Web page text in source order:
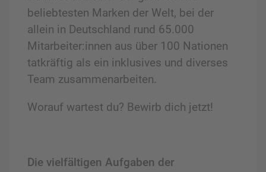
beliebtesten Marken der Welt, bei der
allein in Deutschland rund 65.000
Mitarbeiter:innen aus über 100 Nationen
tatkräftig als ein inklusives und diverses
Team zusammenarbeiten.
Worauf wartest du? Bewirb dich jetzt!
Die vielfältigen Aufgaben der